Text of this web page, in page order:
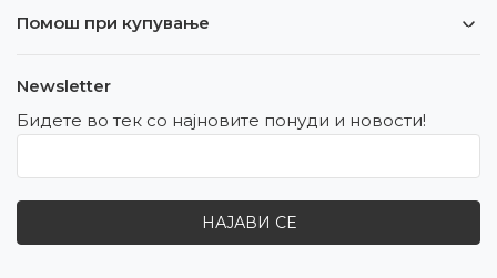
Помош при купување
Newsletter
Бидете во тек со најновите понуди и новости!
НАЈАВИ СЕ